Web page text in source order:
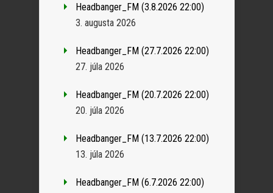
Headbanger_FM (3.8.2026 22:00)
3. augusta 2026
Headbanger_FM (27.7.2026 22:00)
27. júla 2026
Headbanger_FM (20.7.2026 22:00)
20. júla 2026
Headbanger_FM (13.7.2026 22:00)
13. júla 2026
Headbanger_FM (6.7.2026 22:00)